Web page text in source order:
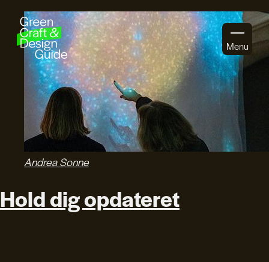
Gå til indhold
Menu
Andrea Sonne
Hold dig opdateret